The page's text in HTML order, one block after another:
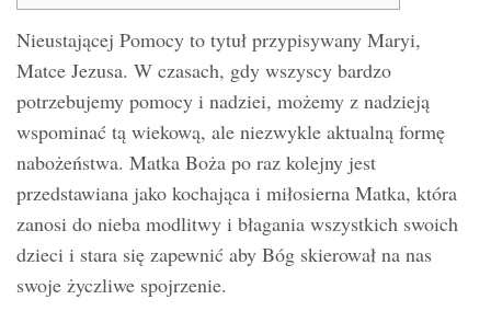
Nieustającej Pomocy to tytuł przypisywany Maryi,
Matce Jezusa. W czasach, gdy wszyscy bardzo
potrzebujemy pomocy i nadziei, możemy z nadzieją
wspominać tą wiekową, ale niezwykle aktualną formę
nabożeństwa. Matka Boża po raz kolejny jest
przedstawiana jako kochająca i miłosierna Matka, która
zanosi do nieba modlitwy i błagania wszystkich swoich
dzieci i stara się zapewnić aby Bóg skierował na nas
swoje życzliwe spojrzenie.